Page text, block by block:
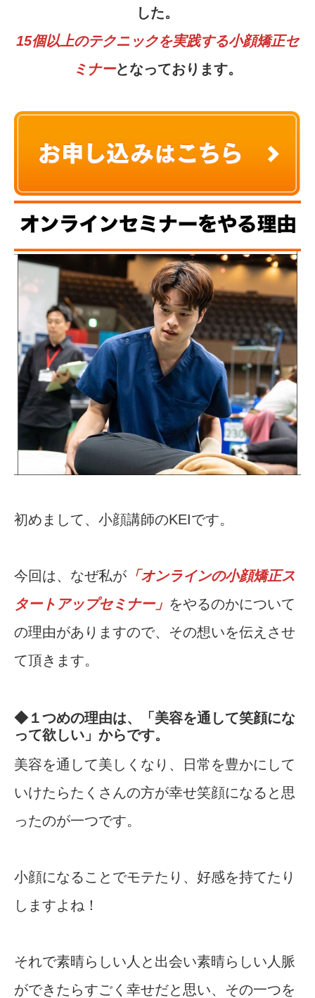
した。
15個以上のテクニックを実践する小顔矯正セ
ミナーとなっております。
初めまして、小顔講師のKEIです。
今回は、なぜ私が 「オンラインの小顔矯正ス
タートアップセミナー」 をやるのかについて
の理由がありますので、その想いを伝えさせ
て頂きます。
◆１つめの理由は、「美容を通して笑顔にな
って欲しい」からです。
美容を通して美しくなり、日常を豊かにして
いけたらたくさんの方が幸せ笑顔になると思
ったのが一つです。
小顔になることでモテたり、好感を持てたり
しますよね！
それで素晴らしい人と出会い素晴らしい人脈
ができたらすごく幸せだと思い、その一つを